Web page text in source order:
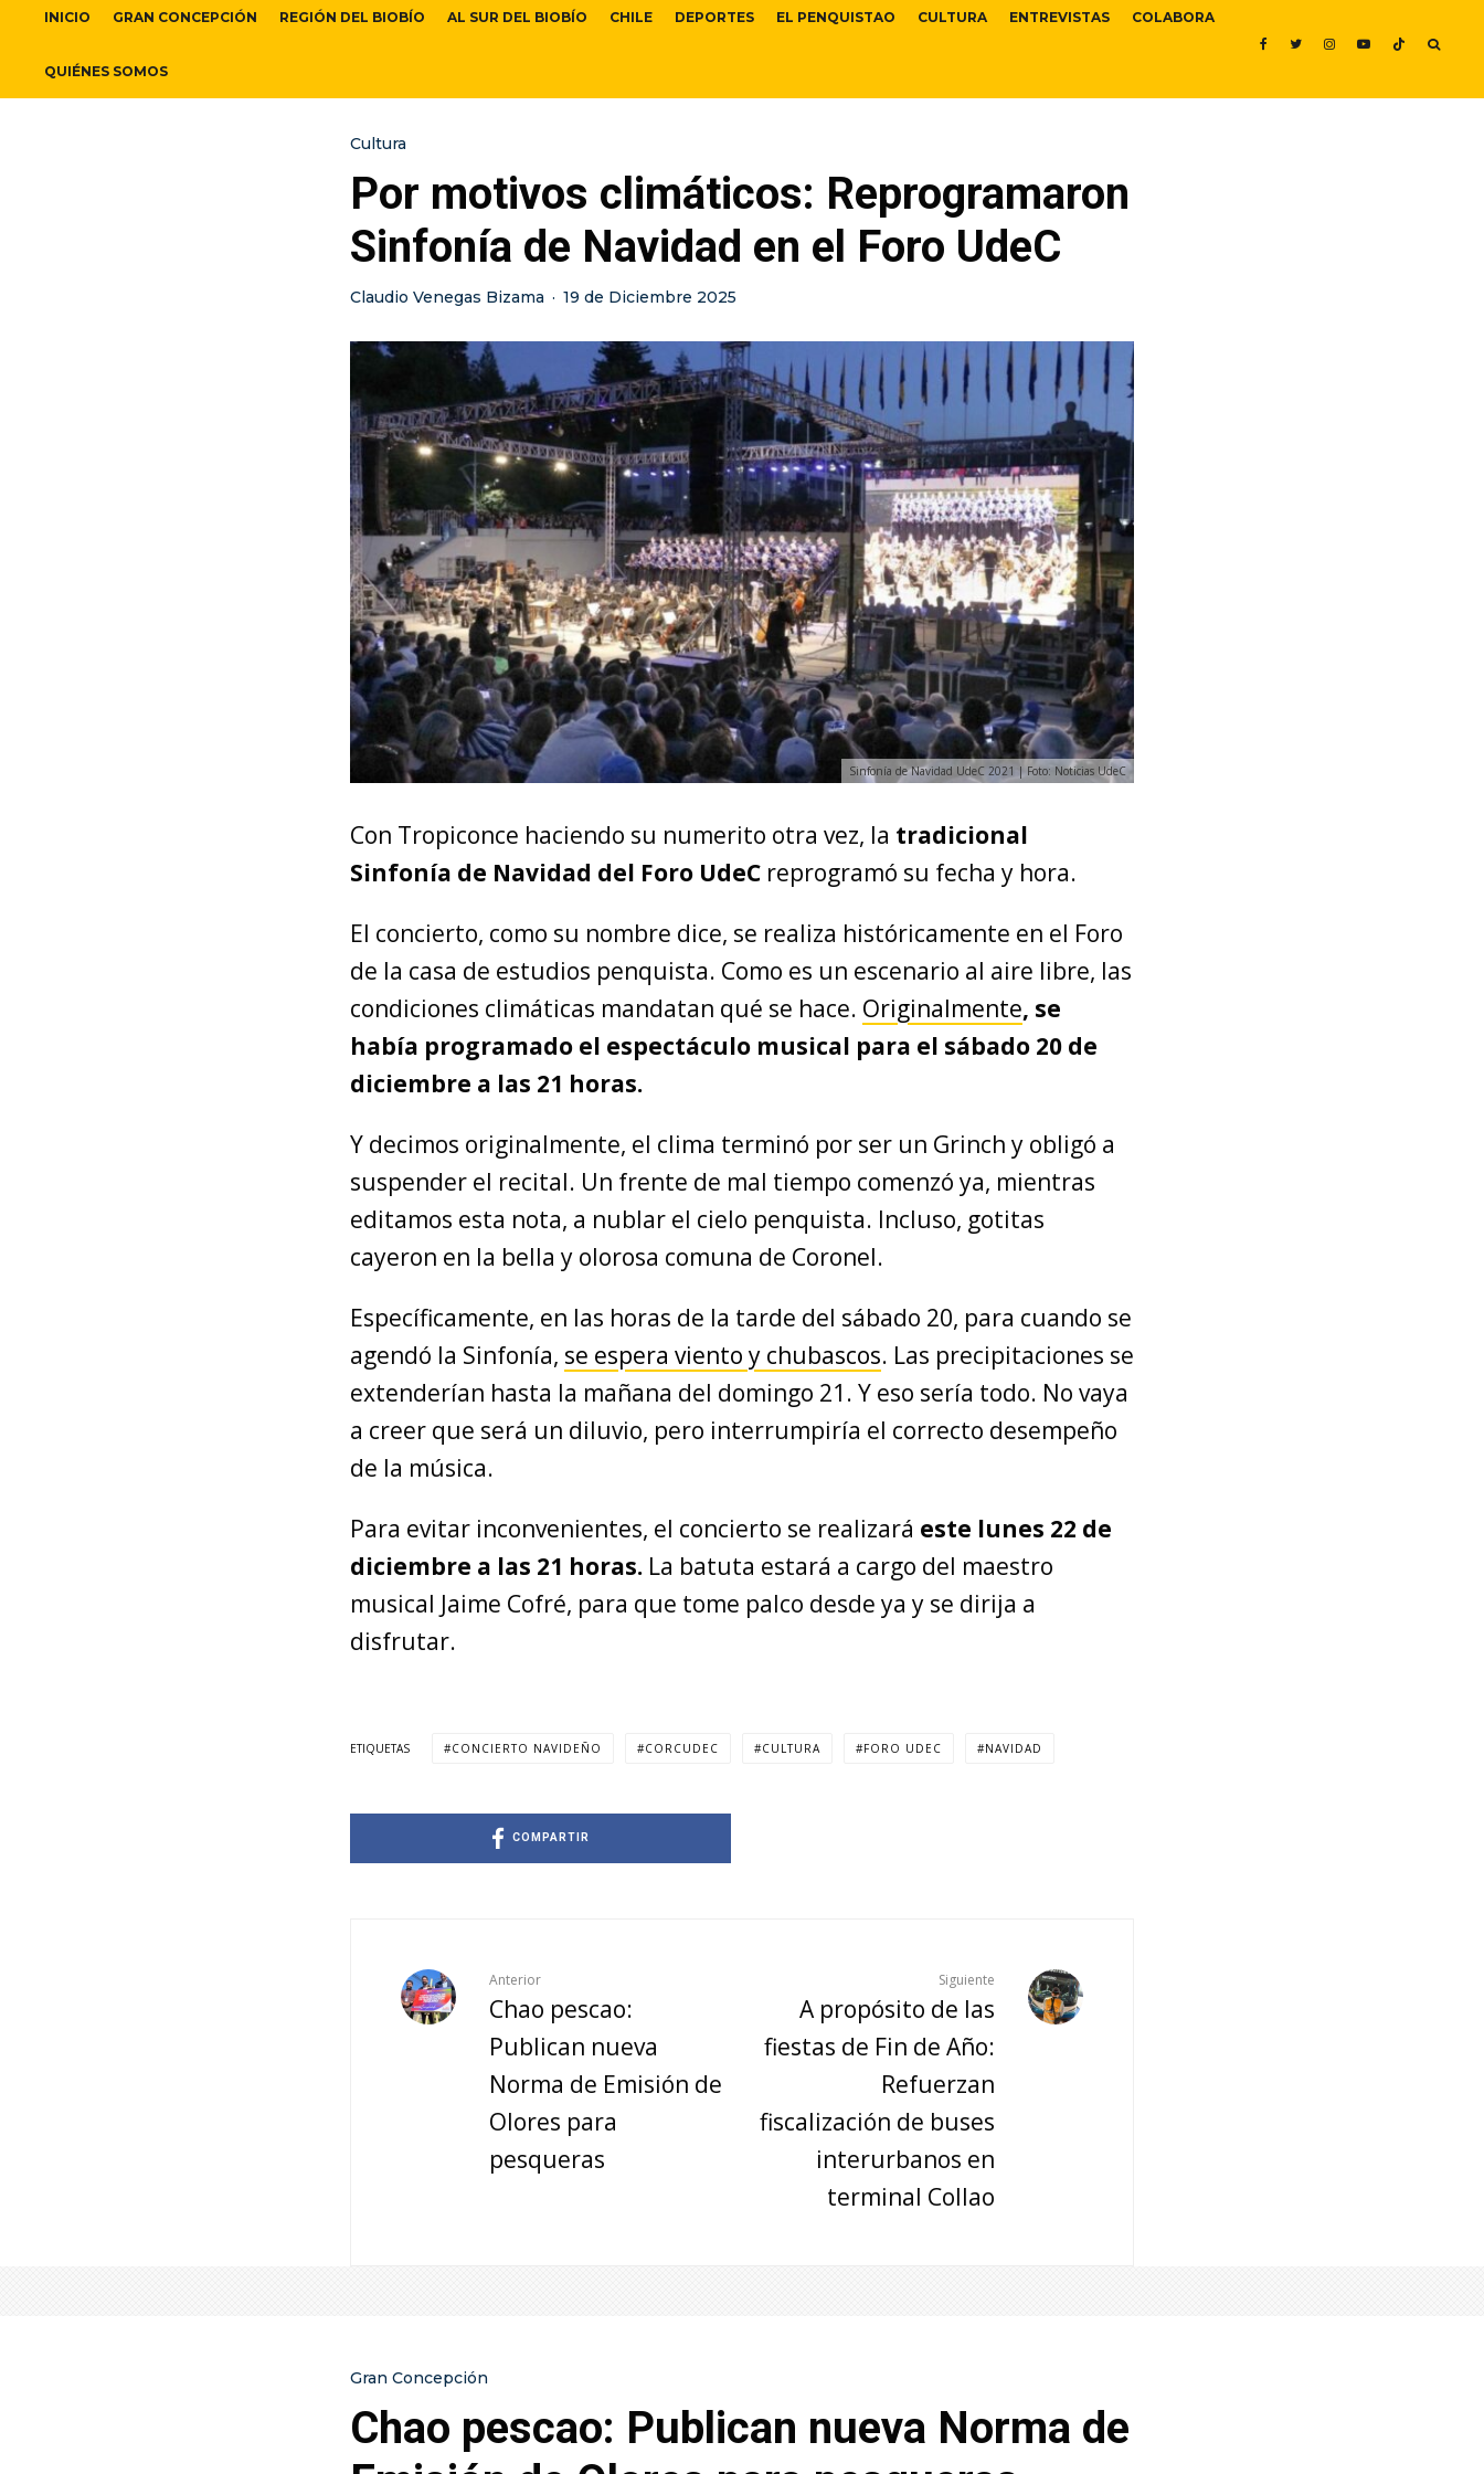
INICIO GRAN CONCEPCIÓN REGIÓN DEL BIOBÍO AL SUR DEL BIOBÍO CHILE DEPORTES EL PENQUISTAO CULTURA ENTREVISTAS COLABORA
QUIÉNES SOMOS
Cultura
Por motivos climáticos: Reprogramaron
Sinfonía de Navidad en el Foro UdeC
Claudio Venegas Bizama · 19 de Diciembre 2025
Sinfonía de Navidad UdeC 2021 | Foto: Noticias UdeC
Con Tropiconce haciendo su numerito otra vez, la tradicional
Sinfonía de Navidad del Foro UdeC reprogramó su fecha y hora.
El concierto, como su nombre dice, se realiza históricamente en el Foro
de la casa de estudios penquista. Como es un escenario al aire libre, las
condiciones climáticas mandatan qué se hace. Originalmente, se
había programado el espectáculo musical para el sábado 20 de
diciembre a las 21 horas.
Y decimos originalmente, el clima terminó por ser un Grinch y obligó a
suspender el recital. Un frente de mal tiempo comenzó ya, mientras
editamos esta nota, a nublar el cielo penquista. Incluso, gotitas
cayeron en la bella y olorosa comuna de Coronel.
Específicamente, en las horas de la tarde del sábado 20, para cuando se
agendó la Sinfonía, se espera viento y chubascos. Las precipitaciones se
extenderían hasta la mañana del domingo 21. Y eso sería todo. No vaya
a creer que será un diluvio, pero interrumpiría el correcto desempeño
de la música.
Para evitar inconvenientes, el concierto se realizará este lunes 22 de
diciembre a las 21 horas. La batuta estará a cargo del maestro
musical Jaime Cofré, para que tome palco desde ya y se dirija a
disfrutar.
ETIQUETAS CONCIERTO NAVIDEÑO CORCUDEC CULTURA FORO UDEC NAVIDAD
COMPARTIR
Anterior
Chao pescao:
Publican nueva
Norma de Emisión de
Olores para
pesqueras
Siguiente
A propósito de las
fiestas de Fin de Año:
Refuerzan
fiscalización de buses
interurbanos en
terminal Collao
Gran Concepción
Chao pescao: Publican nueva Norma de